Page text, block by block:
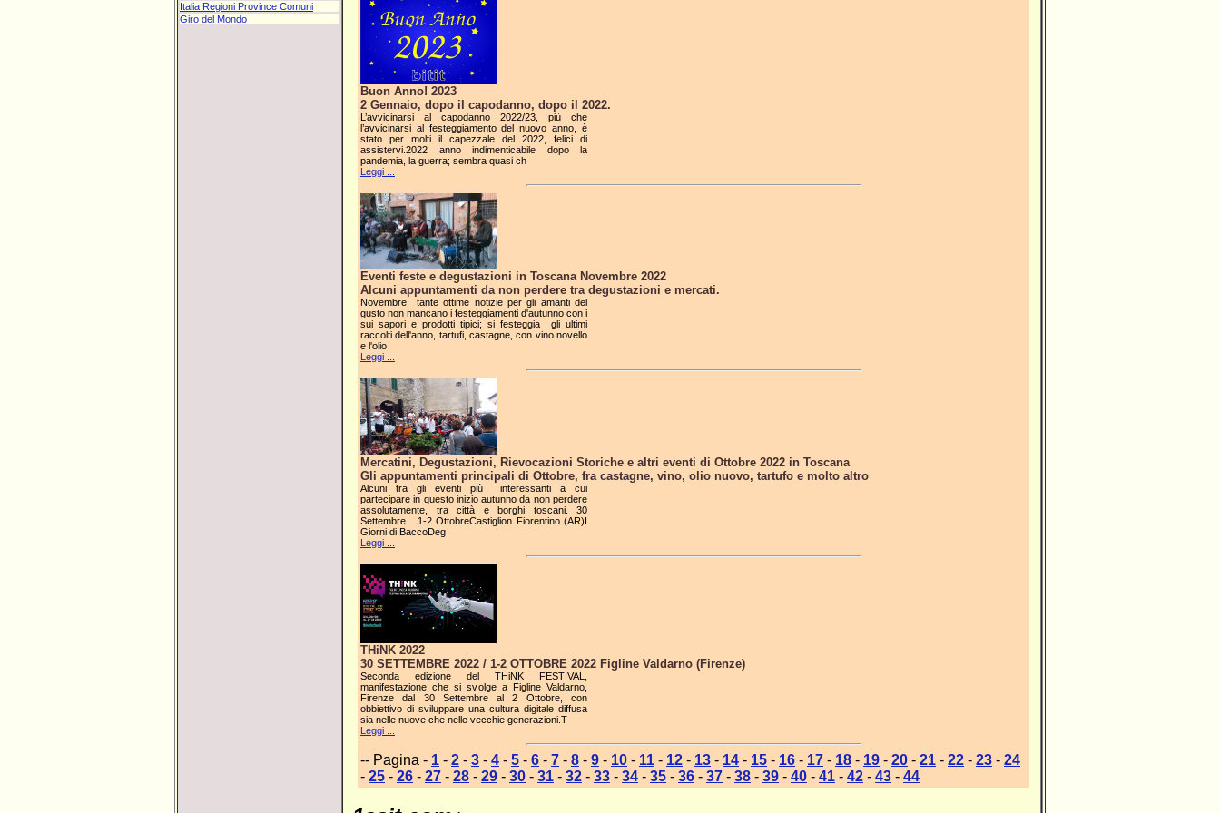
Italia Regioni Province Comuni
Giro del Mondo
Buon Anno! 2023
2 Gennaio, dopo il capodanno, dopo il 2022.
L’avvicinarsi al capodanno 2022/23, più che
l’avvicinarsi al festeggiamento del nuovo anno, è
stato per molti il capezzale del 2022, felici di
assistervi.2022 anno indimenticabile dopo la
pandemia, la guerra; sembra quasi ch
Leggi ...
Eventi feste e degustazioni in Toscana Novembre 2022
Alcuni appuntamenti da non perdere tra degustazioni e mercati.
Novembre tante ottime notizie per gli amanti del
gusto non mancano i festeggiamenti d'autunno con i
sui sapori e prodotti tipici; si festeggia gli ultimi
raccolti dell'anno, tartufi, castagne, con vino novello
e l'olio
Leggi ...
Mercatini, Degustazioni, Rievocazioni Storiche e altri eventi di Ottobre 2022 in Toscana
Gli appuntamenti principali di Ottobre, fra castagne, vino, olio nuovo, tartufo e molto altro
Alcuni tra gli eventi più interessanti a cui
partecipare in questo inizio autunno da non perdere
assolutamente, tra città e borghi toscani. 30
Settembre 1-2 OttobreCastiglion Fiorentino (AR)I
Giorni di BaccoDeg
Leggi ...
THiNK 2022
30 SETTEMBRE 2022 / 1-2 OTTOBRE 2022 Figline Valdarno (Firenze)
Seconda edizione del THiNK FESTIVAL,
manifestazione che si svolge a Figline Valdarno,
Firenze dal 30 Settembre al 2 Ottobre, con
obbiettivo di sviluppare una cultura digitale diffusa
sia nelle nuove che nelle vecchie generazioni.T
Leggi ...
-- Pagina - 1 - 2 - 3 - 4 - 5 - 6 - 7 - 8 - 9 - 10 - 11 - 12 - 13 - 14 - 15 - 16 - 17 - 18 - 19 - 20 - 21 - 22 - 23 - 24
- 25 - 26 - 27 - 28 - 29 - 30 - 31 - 32 - 33 - 34 - 35 - 36 - 37 - 38 - 39 - 40 - 41 - 42 - 43 - 44